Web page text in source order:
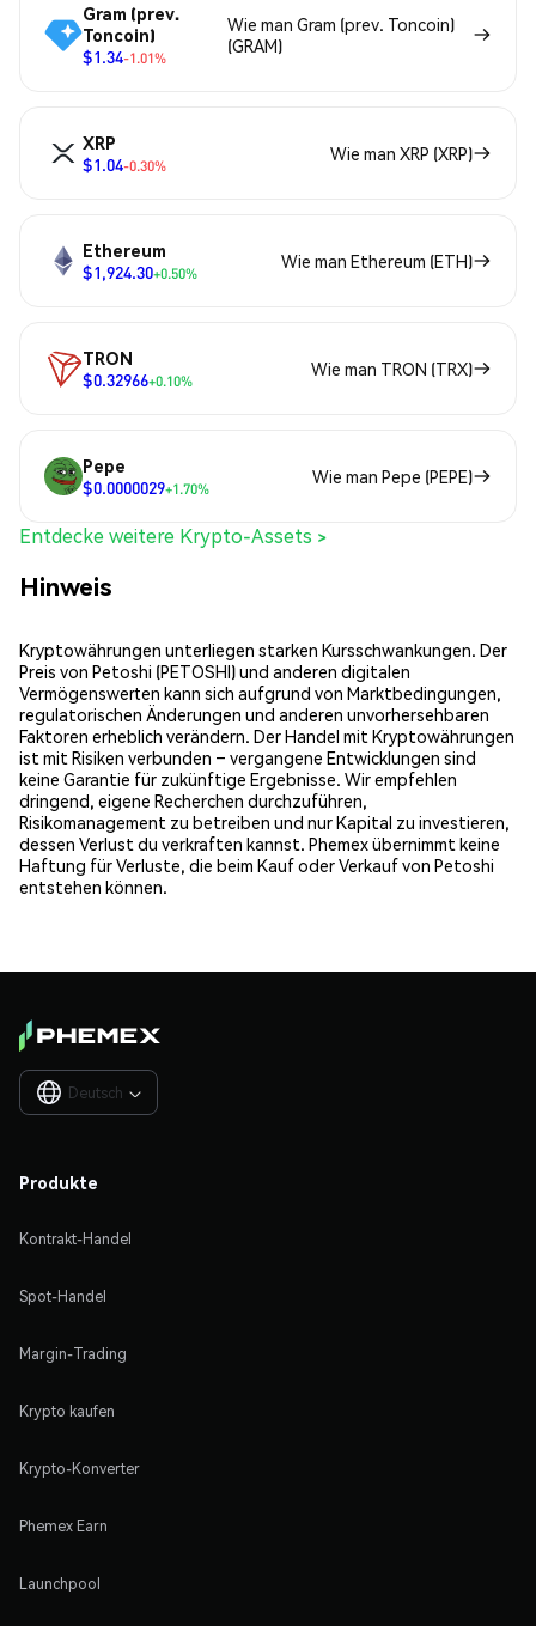
Gram (prev.
Toncoin)
$1.34-1.01%
Wie man Gram (prev. Toncoin)
(GRAM)
XRP
$1.04-0.30%
Wie man XRP (XRP)
Ethereum
$1,924.30+0.50%
Wie man Ethereum (ETH)
TRON
$0.32966+0.10%
Wie man TRON (TRX)
Pepe
$0.0000029+1.70%
Wie man Pepe (PEPE)
Entdecke weitere Krypto-Assets >
Hinweis
Kryptowährungen unterliegen starken Kursschwankungen. Der
Preis von Petoshi (PETOSHI) und anderen digitalen
Vermögenswerten kann sich aufgrund von Marktbedingungen,
regulatorischen Änderungen und anderen unvorhersehbaren
Faktoren erheblich verändern. Der Handel mit Kryptowährungen
ist mit Risiken verbunden – vergangene Entwicklungen sind
keine Garantie für zukünftige Ergebnisse. Wir empfehlen
dringend, eigene Recherchen durchzuführen,
Risikomanagement zu betreiben und nur Kapital zu investieren,
dessen Verlust du verkraften kannst. Phemex übernimmt keine
Haftung für Verluste, die beim Kauf oder Verkauf von Petoshi
entstehen können.
Deutsch 
Produkte
Kontrakt-Handel
Spot-Handel
Margin-Trading
Krypto kaufen
Krypto-Konverter
Phemex Earn
Launchpool